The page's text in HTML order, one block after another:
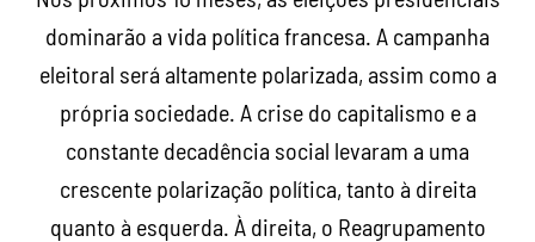
dominarão a vida política francesa. A campanha
eleitoral será altamente polarizada, assim como a
própria sociedade. A crise do capitalismo e a
constante decadência social levaram a uma
crescente polarização política, tanto à direita
quanto à esquerda. À direita, o Reagrupamento